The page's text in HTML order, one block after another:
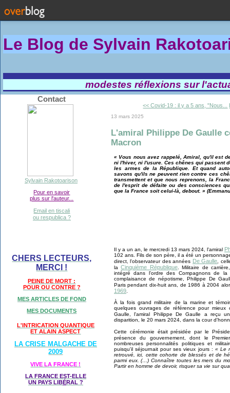
Le Blog de Sylvain Rakotoa
modestes réflexions sur
Contact
Sylvain Rakotoarison
Pour en savoir
plus sur l'auteur...
Email en tiscali
ou respublica ?
CHERS LECTEURS,
MERCI !
PEINE DE MORT :
POUR OU CONTRE ?
MES ARTICLES DE FOND
MES DOCUMENTS
L'INTRICATION QUANTIQUE
ET ALAIN ASPECT
LA CRISE MALGACHE DE
2009
VIVE LA FRANCE !
LA FRANCE EST-ELLE
UN PAYS LIBÉRAL ?
<< Covid-19 : il y a 5 ans, "Nous...
13 mars 2025
L'amiral Philippe De Gaulle
Macron
« Vous nous avez rappelé, Amiral, qu'il est
ni l'hiver, ni l'usure. Ces chênes qui passent
les armes de la République. Et quand
savons qu'ils ne peuvent rien contre ces
transmettent et que nous reprenons, la
de l'esprit de défaite ou des consciences
que la France soit celui-là, debout. »
Il y a un an, le mercredi 13 mars 2024, l'amiral
102 ans. Fils de son père, il a été un
direct, l'observateur des années De Gaulle ,
laCinquième République. Militaire de
intégré dans l'ordre des Compagnons de
complaisance de népotisme, Philippe De
Paris pendant dix-huit ans, de 1986 à 2004
1969
À la fois grand militaire de la marine et
quelques ouvrages de référence pour
Gaulle, l'amiral Philippe De Gaulle a reçu
disparition, le 20 mars 2024, dans la cour
Cette cérémonie était présidée par le
présence du gouvernement, dont le
nombreuses personnalités politiques et
puisqu'il séjournait pour ses vieux jours : « Le
retrouvé, ici, cette cohorte de blessés et de
parmi eux. (…) Connaître toutes les mers du
Partir en homme de devoir, risquer sa vie sur